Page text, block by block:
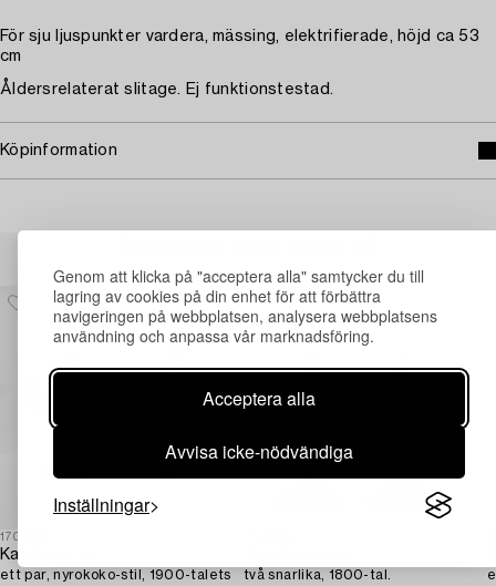
Genom att klicka på "acceptera alla" samtycker du till
lagring av cookies på din enhet för att förbättra
navigeringen på webbplatsen, analysera webbplatsens
användning och anpassa vår marknadsföring.
Acceptera alla
Avvisa icke-nödvändiga
Inställningar
För sju ljuspunkter vardera, mässing, elektrifierade, höjd ca 53
cm
Åldersrelaterat slitage. Ej funktionstestad.
Köpinformation
1702065
Kandelabrar,
ett par, nyrokoko-stil, 1900-talets
två snarlika, 1800-tal.